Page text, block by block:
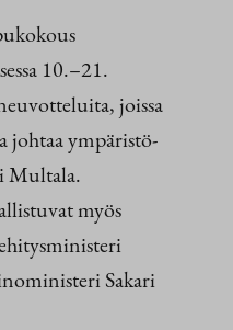
10.–21.
joissa
johtaa ympäristö-
Multala.
myös
Sakari